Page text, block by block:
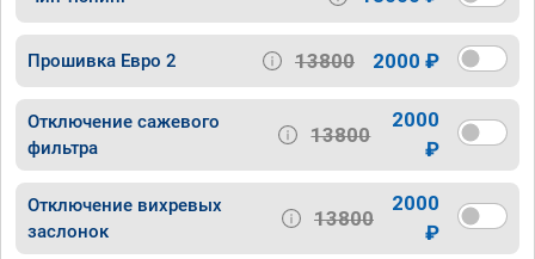
Прошивка Евро 2 13800 2000 ₽
Отключение сажевого
фильтра
13800
2000
₽
Отключение вихревых
заслонок
13800
2000
₽